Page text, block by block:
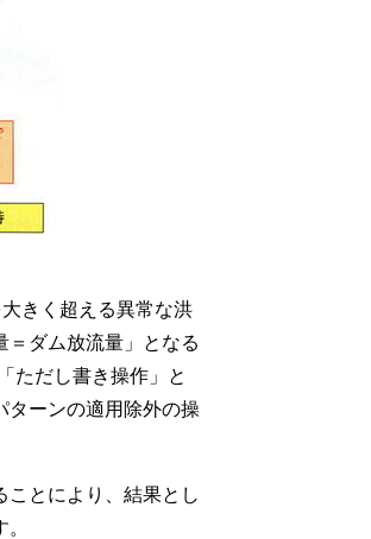
きく超える異常な洪
＝ダム放流量」となる
ただし書き操作」と
ターンの適用除外の操
ことにより、結果とし